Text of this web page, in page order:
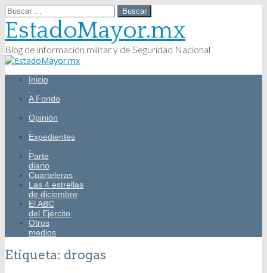
Buscar:
EstadoMayor.mx
Blog de información militar y de Seguridad Nacional
Main
Skip
content
Inicio
A Fondo
Opinión
Expedientes
Parte
diario
Cuarteleras
Las 4 estrellas
de diciembre
El ABC
del Ejército
Otros
medios
Etiqueta: drogas